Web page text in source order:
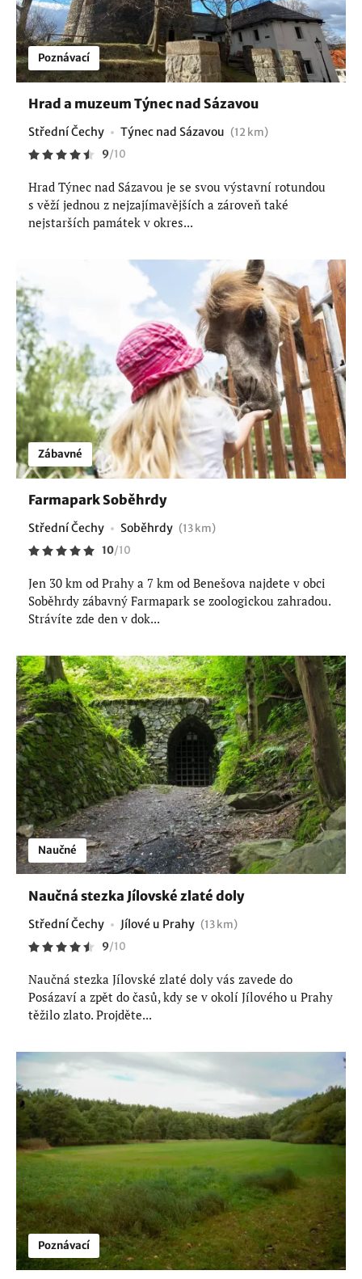
Poznávací
Hrad a muzeum Týnec nad Sázavou
Střední Čechy Týnec nad Sázavou (12 km)
9/10
Hrad Týnec nad Sázavou je se svou výstavní rotundou
s věží jednou z nejzajímavějších a zároveň také
nejstarších památek v okres...
Zábavné
Farmapark Soběhrdy
Střední Čechy Soběhrdy (13 km)
10/10
Jen 30 km od Prahy a 7 km od Benešova najdete v obci
Soběhrdy zábavný Farmapark se zoologickou zahradou.
Strávíte zde den v dok...
Naučné
Naučná stezka Jílovské zlaté doly
Střední Čechy Jílové u Prahy (13 km)
9/10
Naučná stezka Jílovské zlaté doly vás zavede do
Posázaví a zpět do časů, kdy se v okolí Jílového u Prahy
těžilo zlato. Projděte...
Poznávací